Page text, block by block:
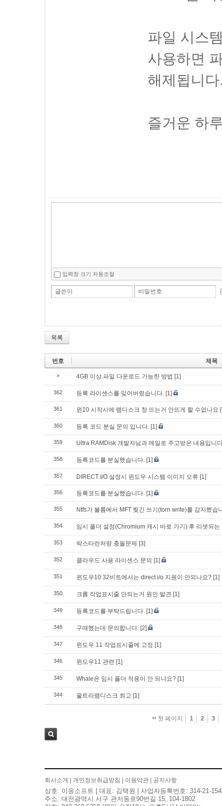
파일 시스
사용하면
해제됩니
즐거운 하
입력창 크기 자동조절
글쓴이 비밀번호
목록
번호 제목
» 4GB 이상 파일 다운로드 가능한 방법 [1]
362 등록 라이센스를 잊어버렸습니다. [1]
361 윈10 시작시에 램디스크 창 뜨는거 안뜨게 할 수없나요
360 등록 코드 분실 문의 입니다. [1]
359 Ultra RAMDisk 개발자님과 메일로 주고받은 내용입니
358 등록코드를 분실했습니다. [1]
357 DIRECT I/O 설정시 윈도우 시스템 이미지 오류 [1]
356 등록코드를 분실했습니다. [1]
355 Ntfs가 볼륨에서 MFT 찢긴 쓰기(torn write)를 감지했습
354 임시 폴더 설정(Chromium 캐시 바로 가기) 후 리셋되는
353 락스타런처랑 충돌문제 [3]
352 클라우드 사용 라이센스 문의 [1]
351 윈도우10 32비트에서는 direct i/o 지원이 안되나요? [1]
350 크롬 작업표시줄 안되는거 원인 발견 [1]
349 등록코드를 부탁드립니다. [1]
348 구매했는데 문의합니다. [2]
347 윈도우 11 작업표시줄에 고정 [1]
346 윈도우11 관련 [1]
345 Whale은 임시 폴더 적용이 안 되나요? [1]
344 울트라램디스크 최고 [1]
첫 페이지 1 2 3
회사소개 개인정보취급방침 이용약관 공지사항
상호: 이응소프트 | 대표: 김택원 | 사업자등록번호: 314-21-
주소: 대전광역시 서구 관저동로90번길 15, 104-1802